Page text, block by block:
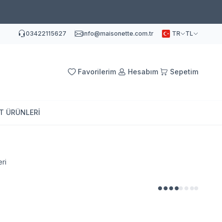
03422115627 info@maisonette.com.tr TR TL
Favorilerim Hesabım Sepetim
ÜRÜNLERİ